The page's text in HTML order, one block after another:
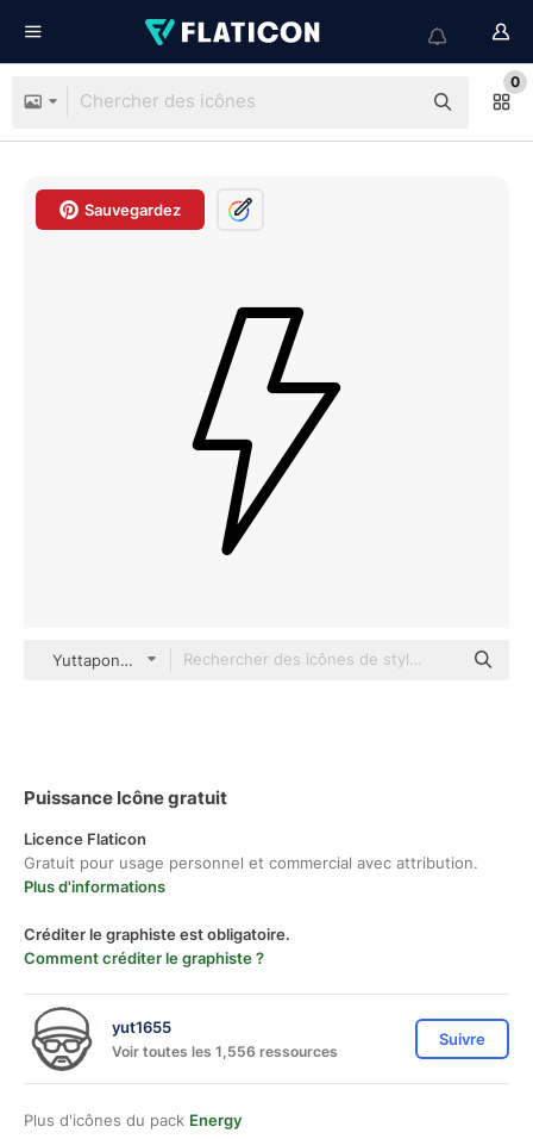
0
Sauvegardez
Yuttapong Lineal
Puissance Icône gratuit
Licence Flaticon
Gratuit pour usage personnel et commercial avec attribution.
Plus d'informations
Créditer le graphiste est obligatoire.
Comment créditer le graphiste ?
yut1655
Voir toutes les 1,556 ressources
Suivre
Plus d'icônes du pack Energy